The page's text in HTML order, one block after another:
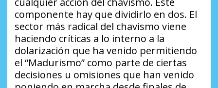
componente hay que dividirlo en dos. El
sector más radical del chavismo viene
haciendo críticas a lo interno a la
dolarización que ha venido permitiendo
el “Madurismo” como parte de ciertas
decisiones u omisiones que han venido